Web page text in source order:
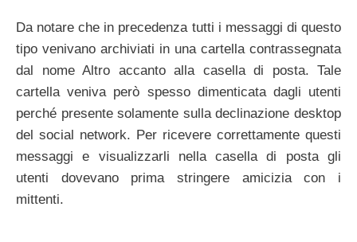
Da notare che in precedenza tutti i messaggi di questo
tipo venivano archiviati in una cartella contrassegnata
dal nome Altro accanto alla casella di posta. Tale
cartella veniva però spesso dimenticata dagli utenti
perché presente solamente sulla declinazione desktop
del social network. Per ricevere correttamente questi
messaggi e visualizzarli nella casella di posta gli
utenti dovevano prima stringere amicizia con i
mittenti.